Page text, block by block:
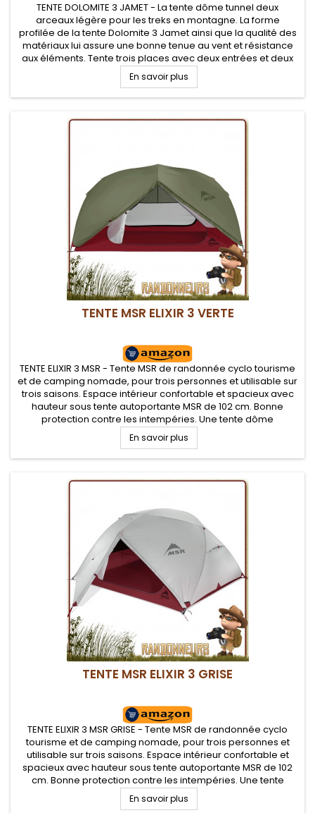
TENTE DOLOMITE 3 JAMET - La tente dôme tunnel deux
arceaux légère pour les treks en montagne. La forme
profilée de la tente Dolomite 3 Jamet ainsi que la qualité des
matériaux lui assure une bonne tenue au vent et résistance
aux éléments. Tente trois places avec deux entrées et deux
absides de rangement.
En savoir plus
TENTE MSR ELIXIR 3 VERTE
TENTE ELIXIR 3 MSR - Tente MSR de randonnée cyclo tourisme
et de camping nomade, pour trois personnes et utilisable sur
trois saisons. Espace intérieur confortable et spacieux avec
hauteur sous tente autoportante MSR de 102 cm. Bonne
protection contre les intempéries. Une tente dôme
autoportante d'un très bon rapport qualité/prix pour trois
campeurs...
En savoir plus
TENTE MSR ELIXIR 3 GRISE
TENTE ELIXIR 3 MSR GRISE - Tente MSR de randonnée cyclo
tourisme et de camping nomade, pour trois personnes et
utilisable sur trois saisons. Espace intérieur confortable et
spacieux avec hauteur sous tente autoportante MSR de 102
cm. Bonne protection contre les intempéries. Une tente
dôme autoportante d'un très bon rapport qualité/prix pour
trois campeurs...
En savoir plus